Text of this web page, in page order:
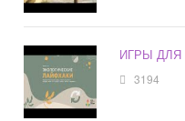
ИГРЫ
3194